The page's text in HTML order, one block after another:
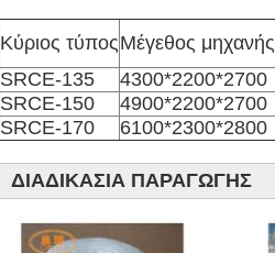
Κύριος τύποςΜέγεθος μηχανής
SRCE-135
4300*2200*2700
SRCE-150
4900*2200*2700
SRCE-170
6100*2300*2800
ΔΙΑΔΙΚΑΣΙΑ ΠΑΡΑΓΩΓΗΣ